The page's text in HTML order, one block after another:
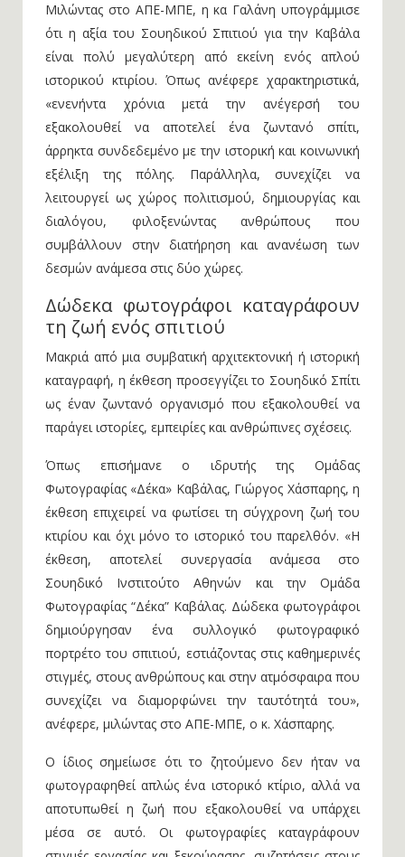
Μιλώντας στο ΑΠΕ-ΜΠΕ, η κα Γαλάνη υπογράμμισε
ότι η αξία του Σουηδικού Σπιτιού για την Καβάλα
είναι πολύ μεγαλύτερη από εκείνη ενός απλού
ιστορικού κτιρίου. Όπως ανέφερε χαρακτηριστικά,
«ενενήντα χρόνια μετά την ανέγερσή του
εξακολουθεί να αποτελεί ένα ζωντανό σπίτι,
άρρηκτα συνδεδεμένο με την ιστορική και κοινωνική
εξέλιξη της πόλης. Παράλληλα, συνεχίζει να
λειτουργεί ως χώρος πολιτισμού, δημιουργίας και
διαλόγου, φιλοξενώντας ανθρώπους που
συμβάλλουν στην διατήρηση και ανανέωση των
δεσμών ανάμεσα στις δύο χώρες.
Δώδεκα φωτογράφοι καταγράφουν
τη ζωή ενός σπιτιού
Μακριά από μια συμβατική αρχιτεκτονική ή ιστορική
καταγραφή, η έκθεση προσεγγίζει το Σουηδικό Σπίτι
ως έναν ζωντανό οργανισμό που εξακολουθεί να
παράγει ιστορίες, εμπειρίες και ανθρώπινες σχέσεις.
Όπως επισήμανε ο ιδρυτής της Ομάδας
Φωτογραφίας «Δέκα» Καβάλας, Γιώργος Χάσπαρης, η
έκθεση επιχειρεί να φωτίσει τη σύγχρονη ζωή του
κτιρίου και όχι μόνο το ιστορικό του παρελθόν. «Η
έκθεση, αποτελεί συνεργασία ανάμεσα στο
Σουηδικό Ινστιτούτο Αθηνών και την Ομάδα
Φωτογραφίας “Δέκα” Καβάλας. Δώδεκα φωτογράφοι
δημιούργησαν ένα συλλογικό φωτογραφικό
πορτρέτο του σπιτιού, εστιάζοντας στις καθημερινές
στιγμές, στους ανθρώπους και στην ατμόσφαιρα που
συνεχίζει να διαμορφώνει την ταυτότητά του»,
ανέφερε, μιλώντας στο ΑΠΕ-ΜΠΕ, ο κ. Χάσπαρης.
Ο ίδιος σημείωσε ότι το ζητούμενο δεν ήταν να
φωτογραφηθεί απλώς ένα ιστορικό κτίριο, αλλά να
αποτυπωθεί η ζωή που εξακολουθεί να υπάρχει
μέσα σε αυτό. Οι φωτογραφίες καταγράφουν